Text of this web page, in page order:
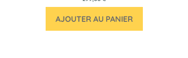
AJOUTER AU PANIER